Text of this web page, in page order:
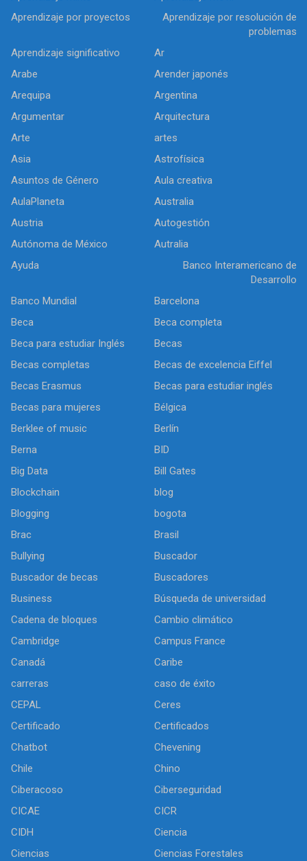
Aprendizaje por proyectos
Aprendizaje por resolución de
problemas
Aprendizaje significativo
Ar
Arabe
Arender japonés
Arequipa
Argentina
Argumentar
Arquitectura
Arte
artes
Asia
Astrofísica
Asuntos de Género
Aula creativa
AulaPlaneta
Australia
Austria
Autogestión
Autónoma de México
Autralia
Ayuda
Banco Interamericano de
Desarrollo
Banco Mundial
Barcelona
Beca
Beca completa
Beca para estudiar Inglés
Becas
Becas completas
Becas de excelencia Eiffel
Becas Erasmus
Becas para estudiar inglés
Becas para mujeres
Bélgica
Berklee of music
Berlín
Berna
BID
Big Data
Bill Gates
Blockchain
blog
Blogging
bogota
Brac
Brasil
Bullying
Buscador
Buscador de becas
Buscadores
Business
Búsqueda de universidad
Cadena de bloques
Cambio climático
Cambridge
Campus France
Canadá
Caribe
carreras
caso de éxito
CEPAL
Ceres
Certificado
Certificados
Chatbot
Chevening
Chile
Chino
Ciberacoso
Ciberseguridad
CICAE
CICR
CIDH
Ciencia
Ciencias
Ciencias Forestales